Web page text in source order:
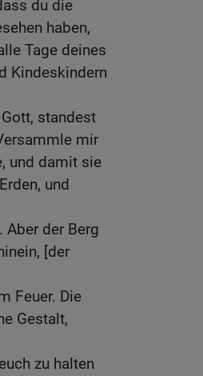
du die
haben,
Tage deines
Kindeskindern
standest
mir
und damit sie
und
Aber der Berg
[der
Feuer. Die
Gestalt,
zu halten